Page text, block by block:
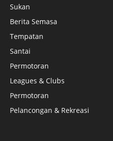
Sukan
Berita Semasa
Tempatan
Santai
Permotoran
Leagues & Clubs
Permotoran
Pelancongan & Rekreasi